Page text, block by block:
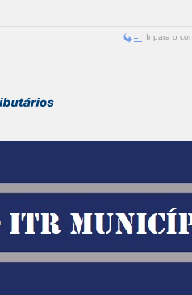
Ir para o